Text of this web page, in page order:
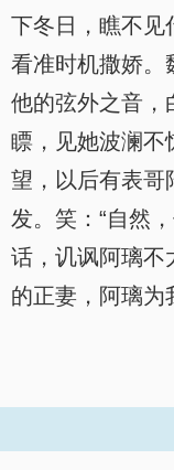
下冬日，瞧不见
看准时机撒娇。
他的弦外之音，
瞟，见她波澜不
望，以后有表
发。笑：“自然
话，讥讽阿璃
的正妻，阿璃为